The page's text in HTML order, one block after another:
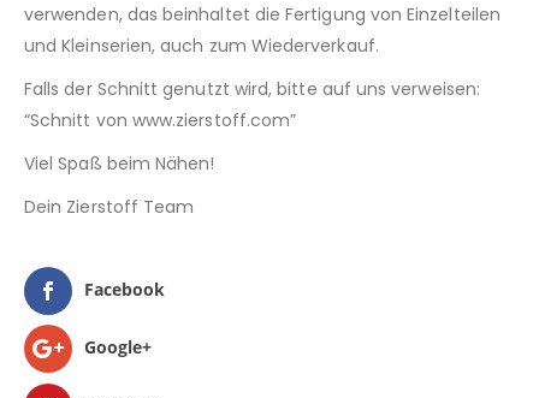
verwenden, das beinhaltet die Fertigung von Einzelteilen
und Kleinserien, auch zum Wiederverkauf.
Falls der Schnitt genutzt wird, bitte auf uns verweisen:
“Schnitt von www.zierstoff.com”
Viel Spaß beim Nähen!
Dein Zierstoff Team
Facebook
Google+